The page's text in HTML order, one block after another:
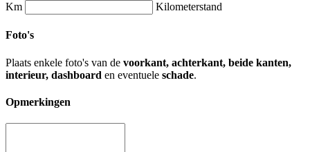
Km
Kilometerstand
Foto's
Plaats enkele foto's van de voorkant, achterkant, beide kanten,
interieur, dashboard en eventuele schade.
Opmerkingen